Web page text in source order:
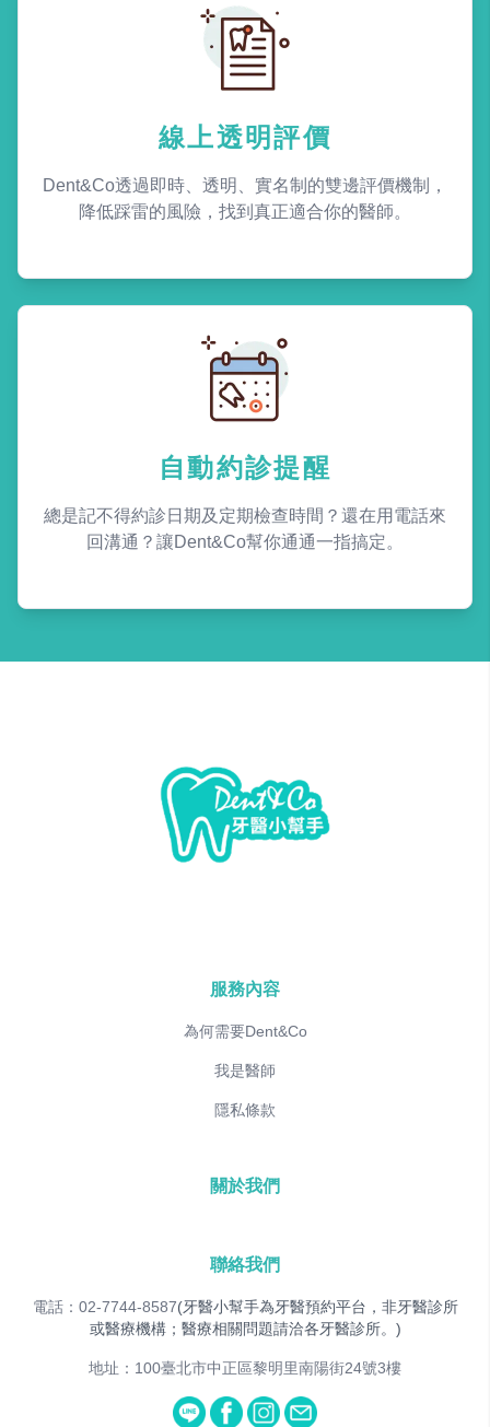
線上透明評價
Dent&Co透過即時、透明、實名制的雙邊評價機制，
降低踩雷的風險，找到真正適合你的醫師。
自動約診提醒
總是記不得約診日期及定期檢查時間？還在用電話來
回溝通？讓Dent&Co幫你通通一指搞定。
服務內容
為何需要Dent&Co
我是醫師
隱私條款
關於我們
聯絡我們
電話：02-7744-8587(牙醫小幫手為牙醫預約平台，非牙醫診所
或醫療機構；醫療相關問題請洽各牙醫診所。)
地址：100臺北市中正區黎明里南陽街24號3樓